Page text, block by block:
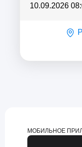
10.09.2026
МОБИЛЬНОЕ